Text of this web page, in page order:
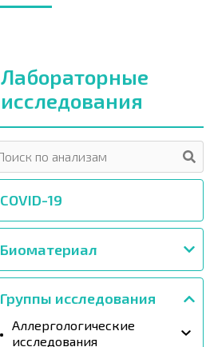
Лабораторные
исследования
COVID-19
Биоматериал
Группы исследования
Аллергологические
исследования